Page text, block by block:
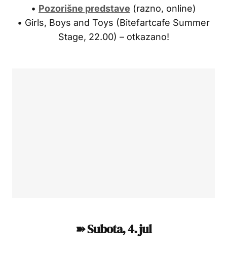
• Pozorišne predstave (razno, online)
• Girls, Boys and Toys (Bitefartcafe Summer
Stage, 22.00) – otkazano!
➽ Subota, 4. jul